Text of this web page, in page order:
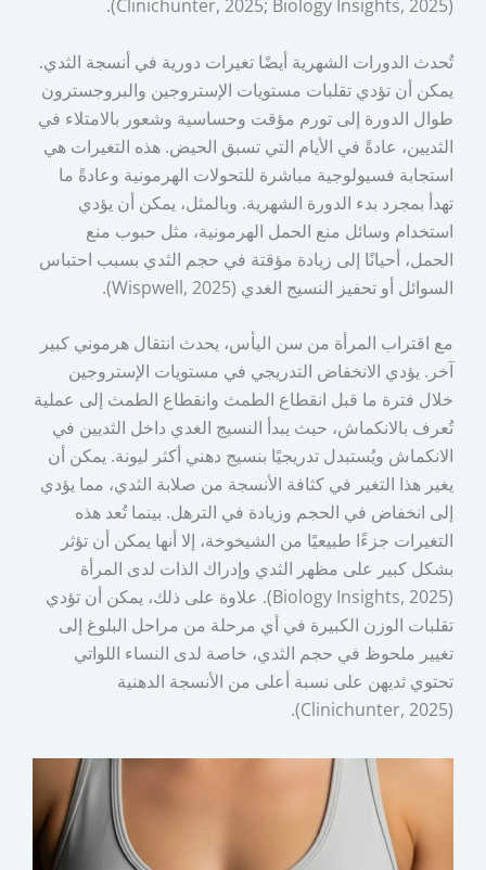
(Clinichunter, 2025; Biology Insights, 2025).
تُحدث الدورات الشهرية أيضًا تغيرات دورية في أنسجة الثدي.
يمكن أن تؤدي تقلبات مستويات الإستروجين والبروجسترون
طوال الدورة إلى تورم مؤقت وحساسية وشعور بالامتلاء في
الثديين، عادةً في الأيام التي تسبق الحيض. هذه التغيرات هي
استجابة فسيولوجية مباشرة للتحولات الهرمونية وعادةً ما
تهدأ بمجرد بدء الدورة الشهرية. وبالمثل، يمكن أن يؤدي
استخدام وسائل منع الحمل الهرمونية، مثل حبوب منع
الحمل، أحيانًا إلى زيادة مؤقتة في حجم الثدي بسبب احتباس
السوائل أو تحفيز النسيج الغدي (Wispwell, 2025).
مع اقتراب المرأة من سن اليأس، يحدث انتقال هرموني كبير
آخر. يؤدي الانخفاض التدريجي في مستويات الإستروجين
خلال فترة ما قبل انقطاع الطمث وانقطاع الطمث إلى عملية
تُعرف بالانكماش، حيث يبدأ النسيج الغدي داخل الثديين في
الانكماش ويُستبدل تدريجيًا بنسيج دهني أكثر ليونة. يمكن أن
يغير هذا التغير في كثافة الأنسجة من صلابة الثدي، مما يؤدي
إلى انخفاض في الحجم وزيادة في الترهل. بينما تُعد هذه
التغيرات جزءًا طبيعيًا من الشيخوخة، إلا أنها يمكن أن تؤثر
بشكل كبير على مظهر الثدي وإدراك الذات لدى المرأة
(Biology Insights, 2025). علاوة على ذلك، يمكن أن تؤدي
تقلبات الوزن الكبيرة في أي مرحلة من مراحل البلوغ إلى
تغيير ملحوظ في حجم الثدي، خاصة لدى النساء اللواتي
تحتوي ثديهن على نسبة أعلى من الأنسجة الدهنية
(Clinichunter, 2025).